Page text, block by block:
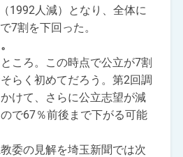
1992人減）となり、全体に
7割を下回った。
ころ。この時点で公立が7割
らく初めてだろう。第2回調
けて、さらに公立志望が減
で67％前後まで下がる可能
委の見解を埼玉新聞では次